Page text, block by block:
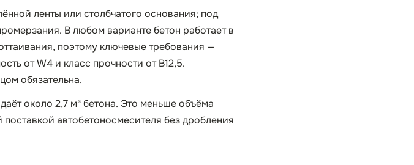
ленты или столбчатого основания; под
В любом варианте бетон работает в
поэтому ключевые требования —
от W4 и класс прочности от B12,5.
обязательна.
около 2,7 м³ бетона. Это меньше объёма
автобетоносмесителя без дробления